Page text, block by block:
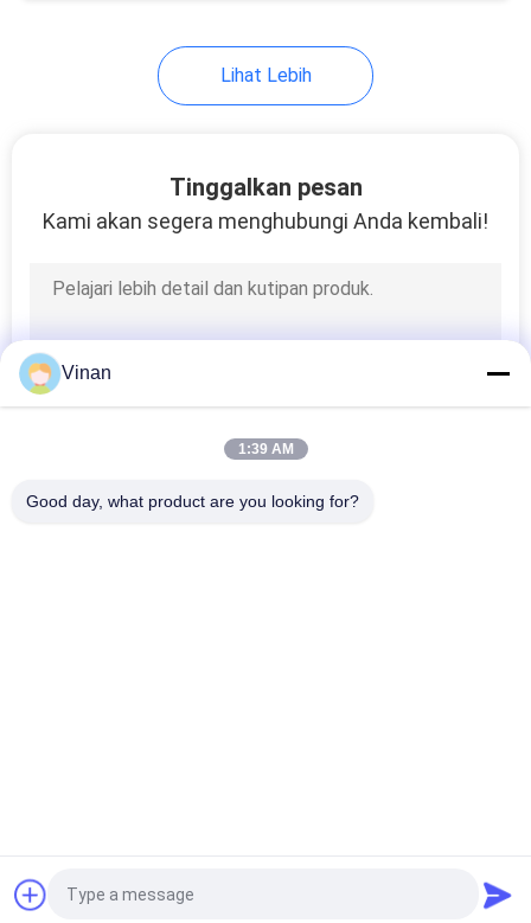
Lihat Lebih
Tinggalkan pesan
Kami akan segera menghubungi Anda kembali!
Quote request suatu
Vinan
1:39 AM
Good day, what product are you looking for?